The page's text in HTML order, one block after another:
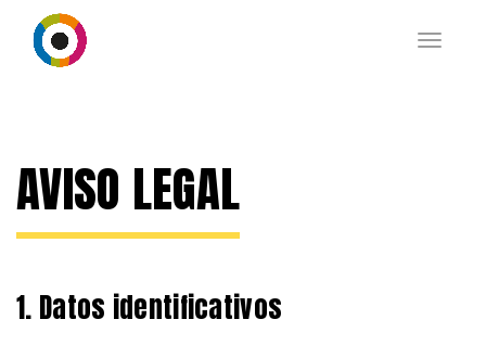
Toggle
AVISO LEGAL
1. Datos identificativos